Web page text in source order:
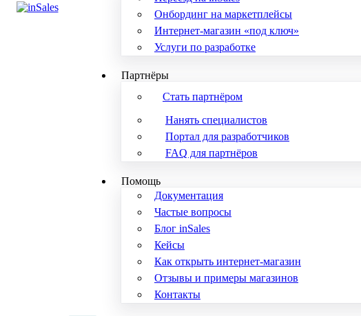
Онбординг на маркетплейсы
Интернет-магазин «под ключ»
Услуги по разработке
Партнёры
Стать партнёром
Нанять специалистов
Портал для разработчиков
FAQ для партнёров
Помощь
Документация
Частые вопросы
Блог inSales
Кейсы
Как открыть интернет-магазин
Отзывы и примеры магазинов
Контакты